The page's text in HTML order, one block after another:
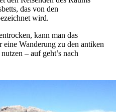
das von den
wird.
kann man das
eine Wanderung zu den antiken
– auf geht’s nach